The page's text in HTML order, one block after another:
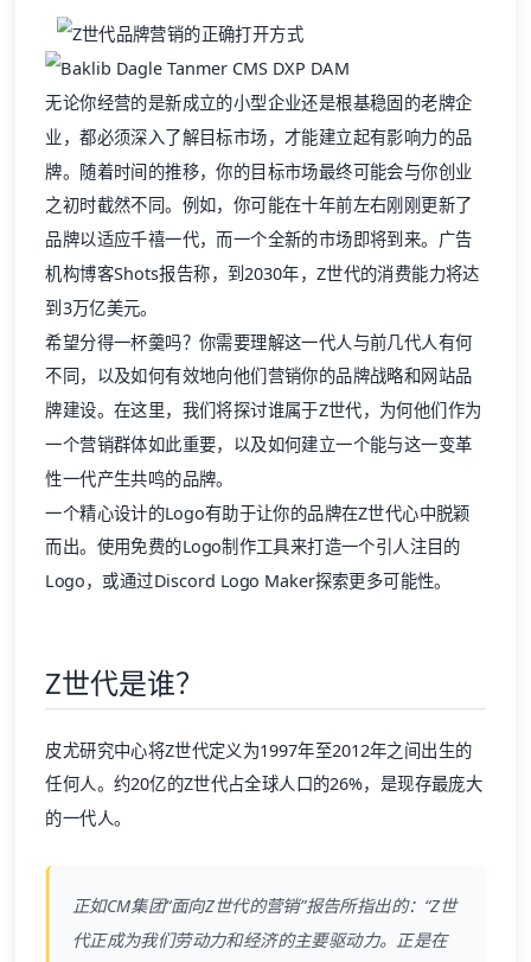
无论你经营的是新成立的小型企业还是根基稳固的老牌企
业，都必须深入了解目标市场，才能建立起有影响力的品
牌。随着时间的推移，你的目标市场最终可能会与你创业
之初时截然不同。例如，你可能在十年前左右刚刚更新了
品牌以适应千禧一代，而一个全新的市场即将到来。广告
机构博客Shots报告称，到2030年，Z世代的消费能力将达
到3万亿美元。
希望分得一杯羹吗？你需要理解这一代人与前几代人有何
不同，以及如何有效地向他们营销你的品牌战略和网站品
牌建设。在这里，我们将探讨谁属于Z世代，为何他们作为
一个营销群体如此重要，以及如何建立一个能与这一变革
性一代产生共鸣的品牌。
一个精心设计的Logo有助于让你的品牌在Z世代心中脱颖
而出。使用免费的Logo制作工具来打造一个引人注目的
Logo，或通过Discord Logo Maker探索更多可能性。
Z世代是谁？
皮尤研究中心将Z世代定义为1997年至2012年之间出生的
任何人。约20亿的Z世代占全球人口的26%，是现存最庞大
的一代人。
正如CM集团“面向Z世代的营销”报告所指出的：“Z世
代正成为我们劳动力和经济的主要驱动力。正是在